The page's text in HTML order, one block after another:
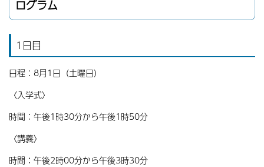
ログラム
1日目
日程：8月1日（土曜日）
〈入学式〉
時間：午後1時30分から午後1時50分
〈講義〉
時間：午後2時00分から午後3時30分